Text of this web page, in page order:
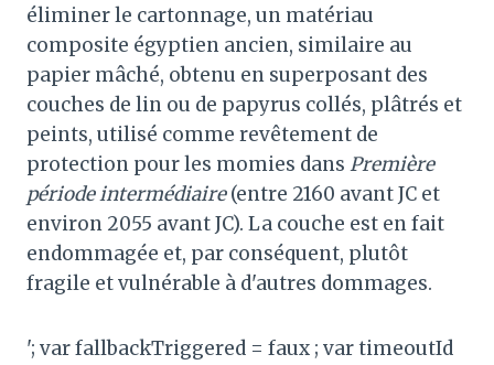
éliminer le cartonnage, un matériau
composite égyptien ancien, similaire au
papier mâché, obtenu en superposant des
couches de lin ou de papyrus collés, plâtrés et
peints, utilisé comme revêtement de
protection pour les momies dans Première
période intermédiaire(entre 2160 avant JC et
environ 2055 avant JC). La couche est en fait
endommagée et, par conséquent, plutôt
fragile et vulnérable à d'autres dommages.
'; var fallbackTriggered = faux ; var timeoutId